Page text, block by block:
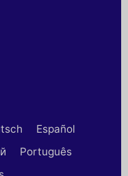
Español
Português